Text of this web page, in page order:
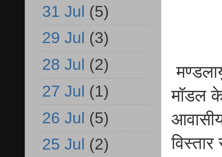
मॉडल
विस्तार
31 Jul (5)
29 Jul (3)
28 Jul (2)
27 Jul (1)
26 Jul (5)
25 Jul (2)